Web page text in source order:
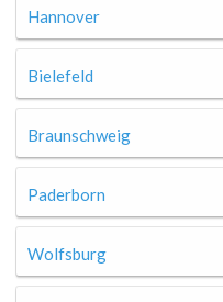
Hannover
Bielefeld
Braunschweig
Paderborn
Wolfsburg